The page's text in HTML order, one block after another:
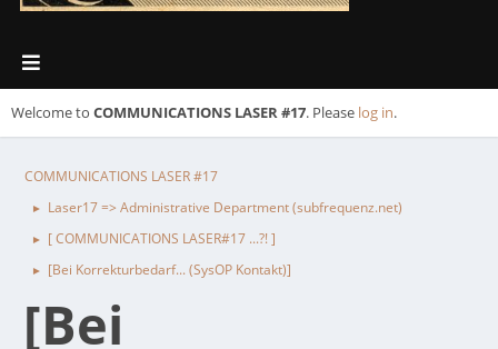
Welcome to COMMUNICATIONS LASER #17. Please log in.
COMMUNICATIONS LASER #17
► Laser17 => Administrative Department (subfrequenz.net)
► [ COMMUNICATIONS LASER#17 ...?! ]
► [Bei Korrekturbedarf... (SysOP Kontakt)]
[Bei